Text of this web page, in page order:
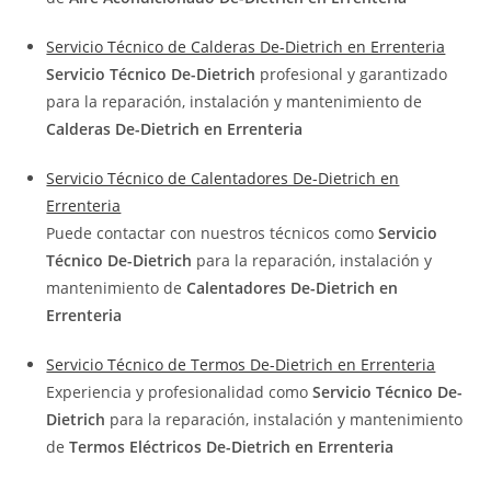
Servicio Técnico de Calderas De-Dietrich en Errenteria
Servicio Técnico De-Dietrich profesional y garantizado
para la reparación, instalación y mantenimiento de
Calderas De-Dietrich en Errenteria
Servicio Técnico de Calentadores De-Dietrich en
Errenteria
Puede contactar con nuestros técnicos comoServicio
Técnico De-Dietrich para la reparación, instalación y
mantenimiento deCalentadores De-Dietrich en
Errenteria
Servicio Técnico de Termos De-Dietrich en Errenteria
Experiencia y profesionalidad comoServicio Técnico De-
Dietrich para la reparación, instalación y mantenimiento
deTermos Eléctricos De-Dietrich en Errenteria